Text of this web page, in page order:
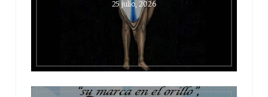
25 julio, 2026